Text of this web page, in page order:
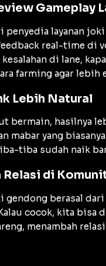
Gameplay
penyedia layanan
real-time di
di lane,
farming agar lebih
Lebih Natural
bermain, hasilnya
mabar yang
tiba sudah naik
Relasi di
gendong berasal
cocok, kita bisa
menambah